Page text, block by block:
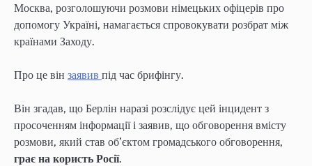
Москва, розголошуючи розмови німецьких офіцерів про
допомогу Україні, намагається спровокувати розбрат між
країнами Заходу.
Про це він заявив під час брифінгу.
Він згадав, що Берлін наразі розслідує цей інцидент з
просоченням інформації і заявив, що обговорення вмісту
розмови, який став об’єктом громадського обговорення,
грає на користь Росії.